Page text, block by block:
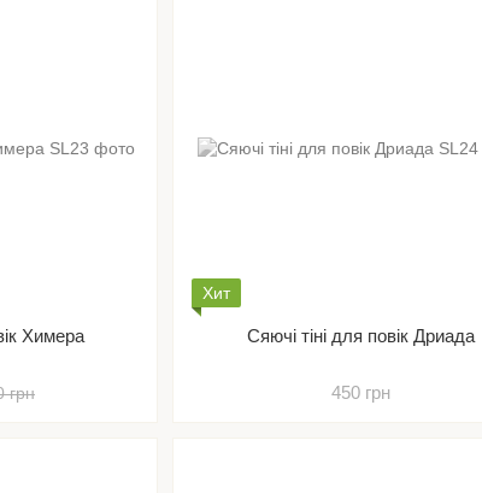
Химера
грн
Хит
Сяючі тіні для повік Дриада
450 грн